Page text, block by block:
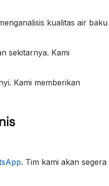
kualitas air baku
sekitarnya. Kami
Kami memberikan
. Tim kami akan segera